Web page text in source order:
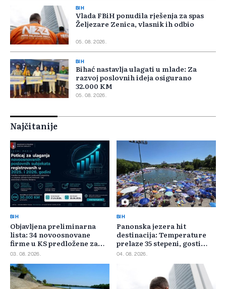
BIH
Vlada FBiH ponudila rješenja za spas
Željezare Zenica, vlasnik ih odbio
05. 08. 2026.
BIH
Bihać nastavlja ulagati u mlade: Za
razvoj poslovnih ideja osigurano
32.000 KM
05. 08. 2026.
Najčitanije
BIH
Objavljena preliminarna
lista: 34 novoosnovane
firme u KS predložene za
400.000 KM poticaja
03. 08. 2026.
BIH
Panonska jezera hit
destinacija: Temperature
prelaze 35 stepeni, gosti
pristižu iz cijele regije
04. 08. 2026.